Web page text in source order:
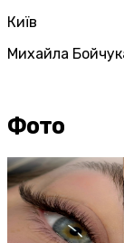
Київ
Михайла
Фото